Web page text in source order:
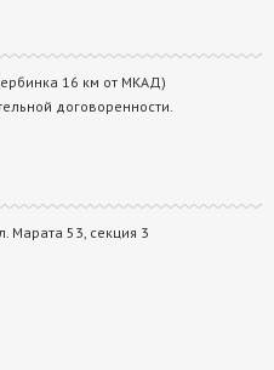
16 км от МКАД)
договоренности.
Марата 53, секция 3